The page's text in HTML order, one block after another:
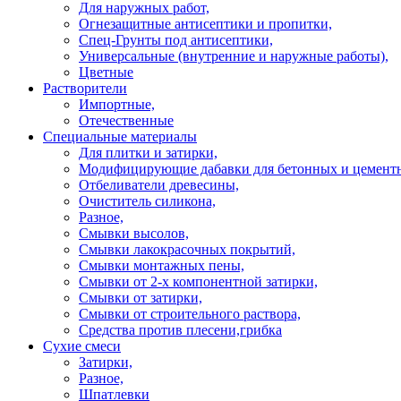
Для наружных работ,
Огнезащитные антисептики и пропитки,
Спец-Грунты под антисептики,
Универсальные (внутренние и наружные работы),
Цветные
Растворители
Импортные,
Отечественные
Специальные материалы
Для плитки и затирки,
Модифицирующие дабавки для бетонных и
Отбеливатели древесины,
Очиститель силикона,
Разное,
Смывки высолов,
Смывки лакокрасочных покрытий,
Смывки монтажных пены,
Смывки от 2-х компонентной затирки,
Смывки от затирки,
Смывки от строительного раствора,
Средства против плесени,грибка
Сухие смеси
Затирки,
Разное,
Шпатлевки